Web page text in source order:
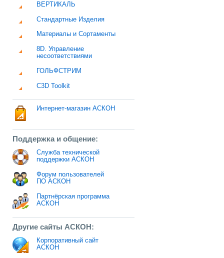
ВЕРТИКАЛЬ
Стандартные Изделия
Материалы и Сортаменты
8D. Управление
несоответствиями
ГОЛЬФСТРИМ
C3D Toolkit
Интернет-магазин АСКОН
Поддержка и общение:
Служба технической
поддержки АСКОН
Форум пользователей
ПО АСКОН
Партнёрская программа
АСКОН
Другие сайты АСКОН:
Корпоративный сайт
АСКОН